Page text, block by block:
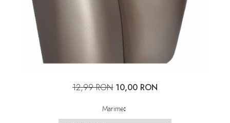
12,99 RON 10,00 RON
Marime: